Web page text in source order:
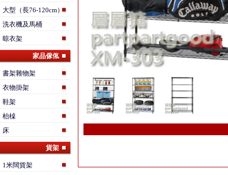
大型（長76-120cm）
洗衣機及馬桶
晾衣架
家品傢俬
書架雜物架
衣物掛架
鞋架
枱槕
床
貨架
1米闊貨架